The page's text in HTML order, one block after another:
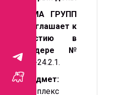
ЭЛМА ГРУПП
Приглашает к
участию в
тендере №
233-24.2.1.
Предмет:
Комплекс